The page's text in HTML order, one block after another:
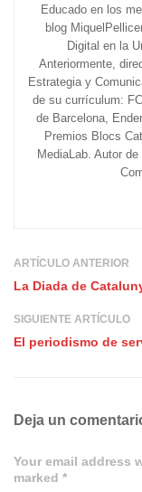
Educado en los
blog
Digital en la
Anteriormente,
Estrategia y
de su currículum:
de Barcelona,
Premios Blocs
MediaLab. Autor
ARTÍCULO ANTERIOR
La Diada de
SIGUIENTE ARTÍCULO
El periodismo de
Deja un
Your email address
marked *